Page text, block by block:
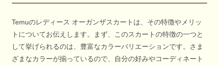
Temuのレディース オーガンザスカートは、その特徴やメリッ
トについてお伝えします。まず、このスカートの特徴の一つと
して挙げられるのは、豊富なカラーバリエーションです。さま
ざまなカラーが揃っているので、自分の好みやコーディネート